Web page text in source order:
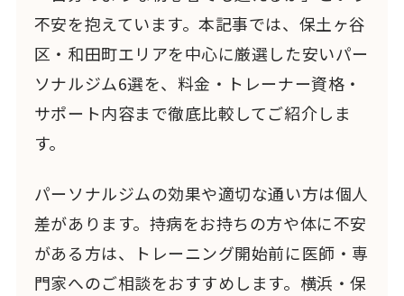
不安を抱えています。本記事では、保土ヶ谷
区・和田町エリアを中心に厳選した安いパー
ソナルジム6選を、料金・トレーナー資格・
サポート内容まで徹底比較してご紹介しま
す。
パーソナルジムの効果や適切な通い方は個人
差があります。持病をお持ちの方や体に不安
がある方は、トレーニング開始前に医師・専
門家へのご相談をおすすめします。横浜・保